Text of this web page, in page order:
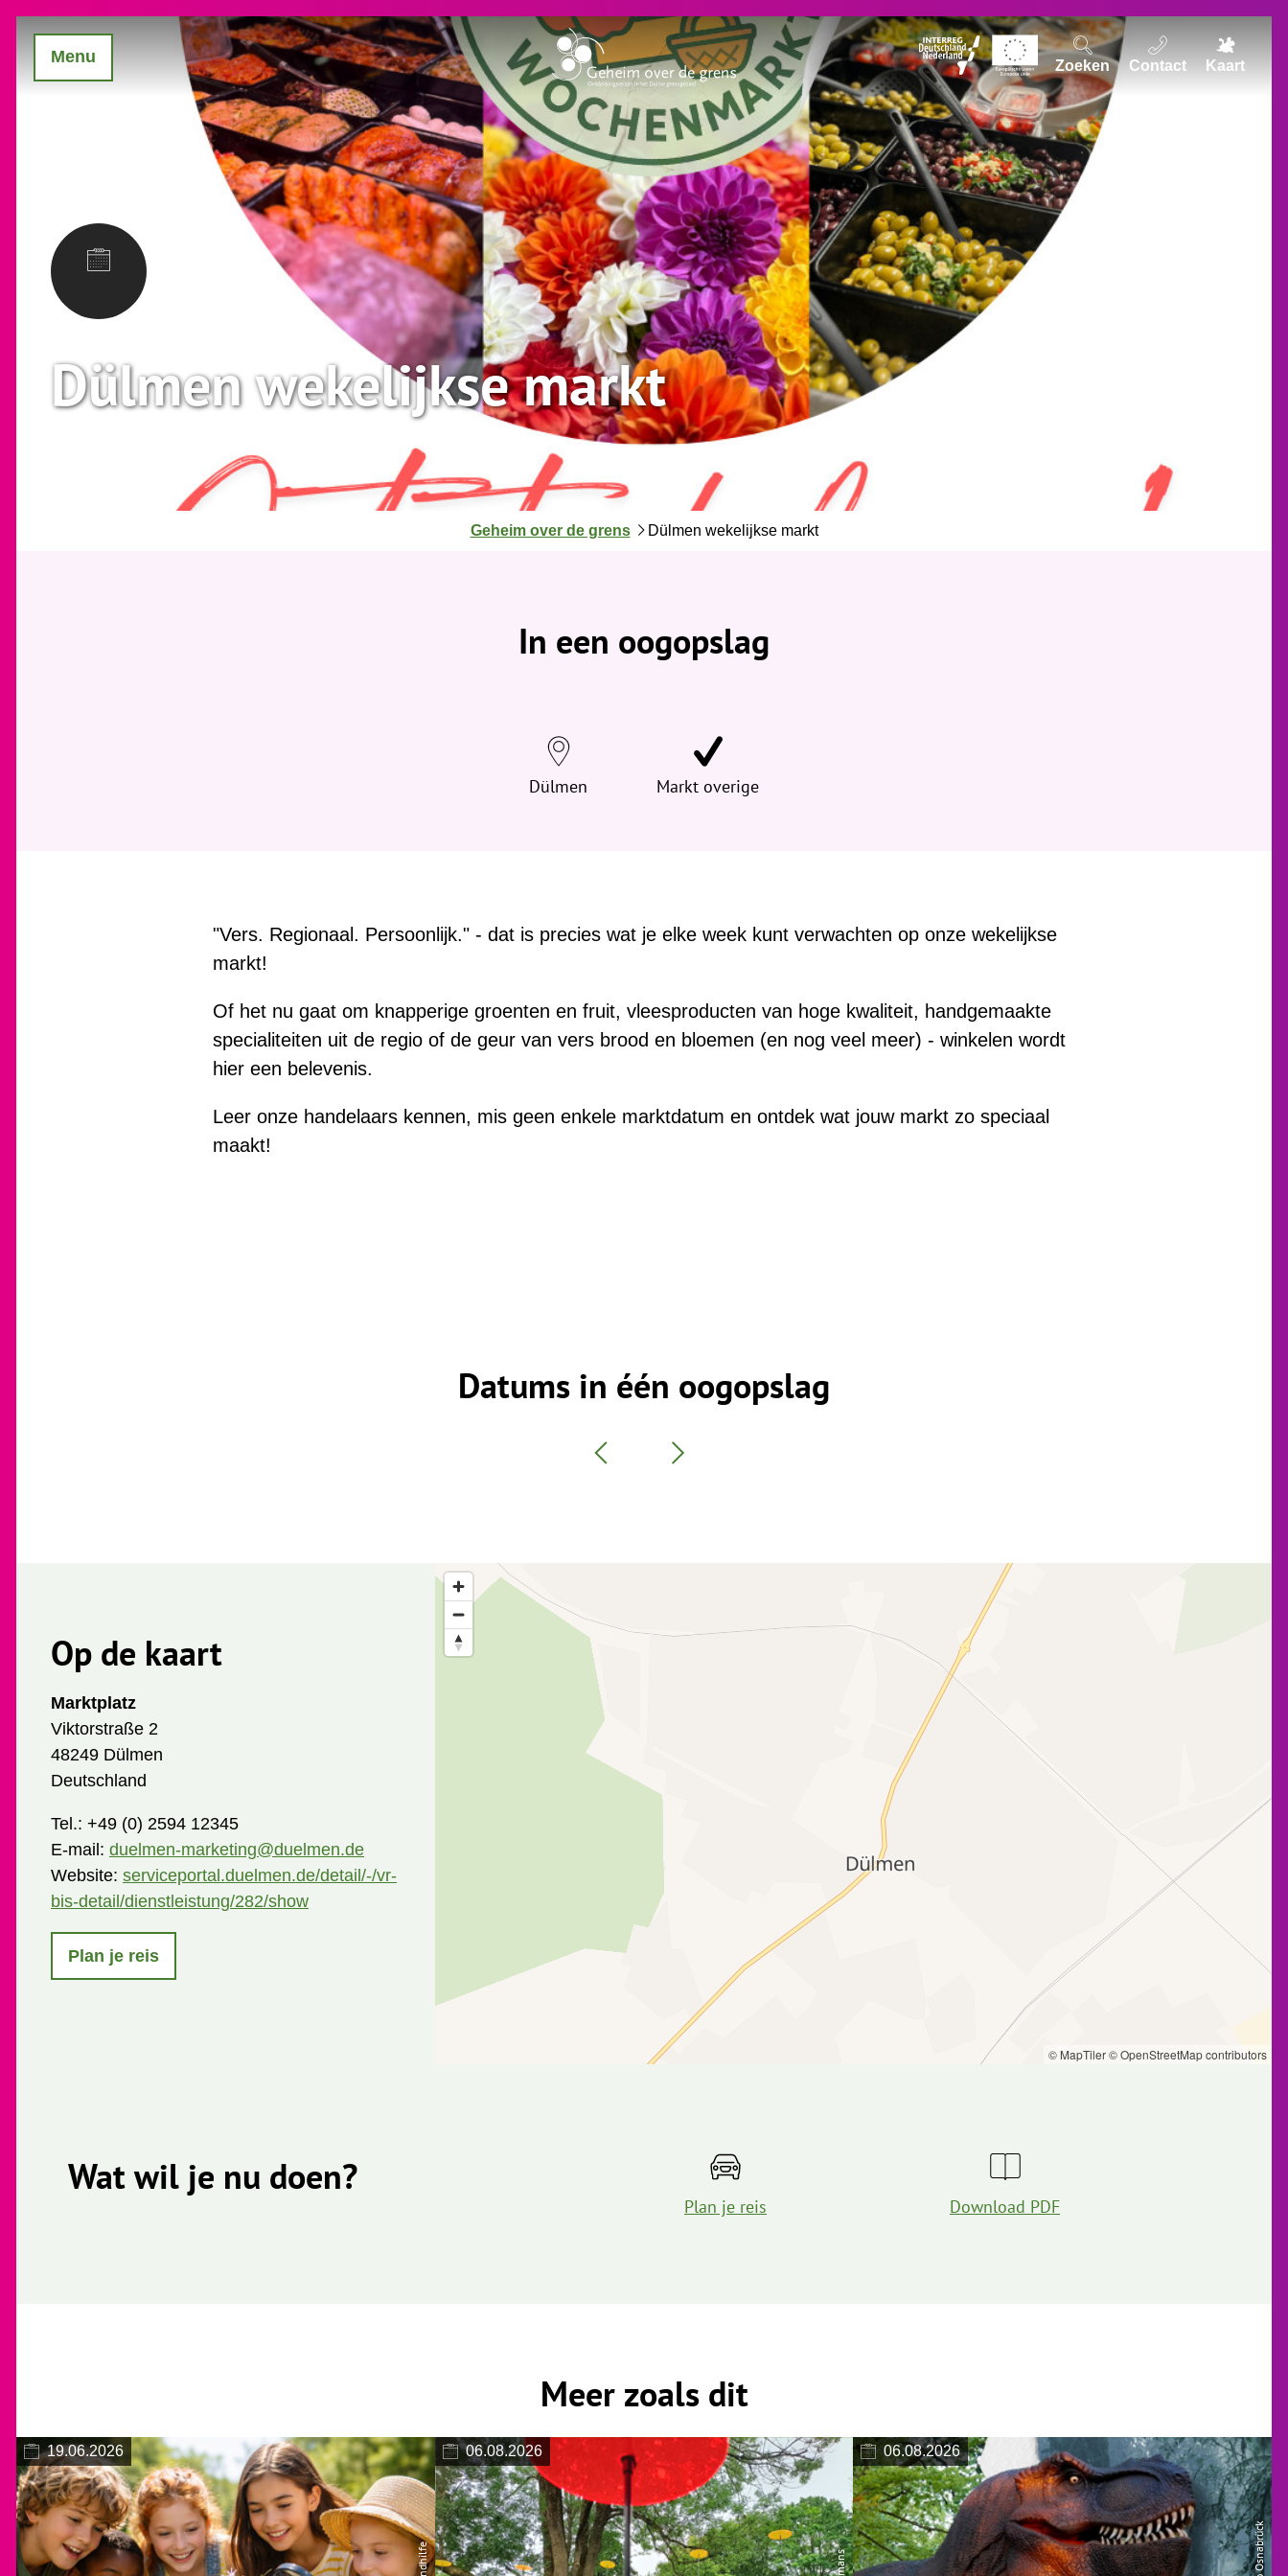
Zoeken Contact Kaart
Menu
Dülmen wekelijkse markt
J
Geheim over de grens Dülmen wekelijkse markt
In een oogopslag
Dülmen Markt overige
"Vers. Regionaal. Persoonlijk." - dat is precies wat je elke week kunt verwachten op onze wekelijkse
markt!
Of het nu gaat om knapperige groenten en fruit, vleesproducten van hoge kwaliteit, handgemaakte
specialiteiten uit de regio of de geur van vers brood en bloemen (en nog veel meer) - winkelen wordt
hier een belevenis.
Leer onze handelaars kennen, mis geen enkele marktdatum en ontdek wat jouw markt zo speciaal
maakt!
Datums in één oogopslag
Op de kaart
Marktplatz
Viktorstraße 2
48249 Dülmen
Deutschland
Tel.: +49 (0) 2594 12345
E-mail: duelmen-marketing@duelmen.de
Website: serviceportal.duelmen.de/detail/-/vr-
bis-detail/dienstleistung/282/show
Plan je reis
© MapTiler© OpenStreetMap contributors
Wat wil je nu doen?
Plan je reis Download PDF
Meer zoals dit
19.06.2026 06.08.2026 06.08.2026